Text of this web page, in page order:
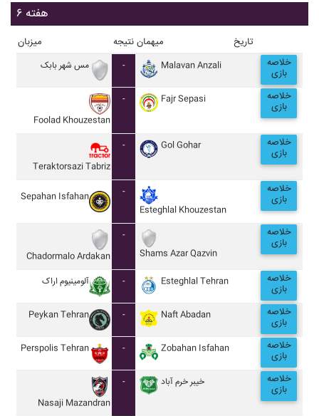
هفته ۶
میزبان نتیجه میهمان تاریخ
مس شهر بابک - Malavan Anzali خلاصه
بازی
Foolad Khouzestan
- Fajr Sepasi خلاصه
بازی
Teraktorsazi Tabriz
- Gol Gohar خلاصه
بازی
Sepahan Isfahan
-
Esteghlal Khouzestan
خلاصه
بازی
Chadormalo Ardakan
-
Shams Azar Qazvin
خلاصه
بازی
آلومينيوم اراک - Esteghlal Tehran خلاصه
بازی
Peykan Tehran - Naft Abadan خلاصه
بازی
Perspolis Tehran - Zobahan Isfahan خلاصه
بازی
Nasaji Mazandran
- خيبر خرم آباد خلاصه
بازی